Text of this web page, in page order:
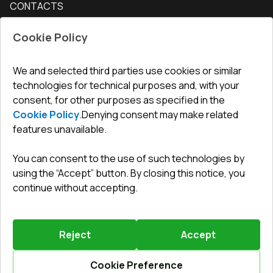
Interior doors
How to measure windows
For companies, cooperation
Conditions for returning goods
Guarantee
CONTACTS
undefined(undefined)
info@toptechnik.com.pl
Polityka prywatności
REGULAMIN
©2026.All right reserved.Powered byVitrager.com.
Report a problem?
Cookie Policy
We and selected third parties use cookies or similar
technologies for technical purposes and, with your
consent, for other purposes as specified in the
Cookie Policy.Denying consent may make related
features unavailable.
You can consent to the use of such technologies by
using the “Accept” button. By closing this notice, you
continue without accepting.
Reject Accept
Cookie Preference